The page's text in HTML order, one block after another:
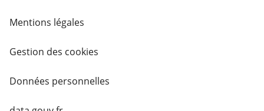
Mentions légales
Gestion des cookies
Données personnelles